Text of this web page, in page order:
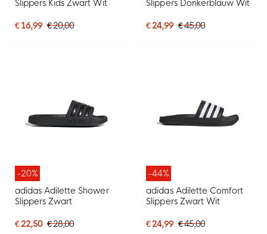
Slippers Kids Zwart Wit
€ 16,99 € 20,00
Slippers Donkerblauw Wit
€ 24,99 € 45,00
-20%
adidas Adilette Shower
Slippers Zwart
€ 22,50 € 28,00
-44%
adidas Adilette Comfort
Slippers Zwart Wit
€ 24,99 € 45,00